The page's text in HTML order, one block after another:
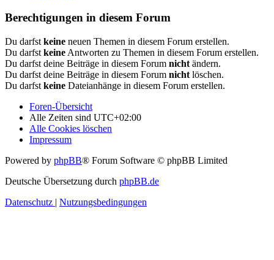
Berechtigungen in diesem Forum
Du darfst keine neuen Themen in diesem Forum erstellen.
Du darfst keine Antworten zu Themen in diesem Forum erstellen.
Du darfst deine Beiträge in diesem Forum nicht ändern.
Du darfst deine Beiträge in diesem Forum nicht löschen.
Du darfst keine Dateianhänge in diesem Forum erstellen.
Foren-Übersicht
Alle Zeiten sind UTC+02:00
Alle Cookies löschen
Impressum
Powered by phpBB® Forum Software © phpBB Limited
Deutsche Übersetzung durch phpBB.de
Datenschutz | Nutzungsbedingungen